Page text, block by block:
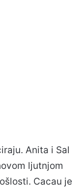
Anita i Sal
ljutnjom
Cacau je